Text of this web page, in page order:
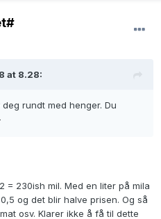
at 8.28:
rundt med henger. Du
= 230ish mil. Med en liter på mila
og det blir halve prisen. Og så
osv. Klarer ikke å få til dette